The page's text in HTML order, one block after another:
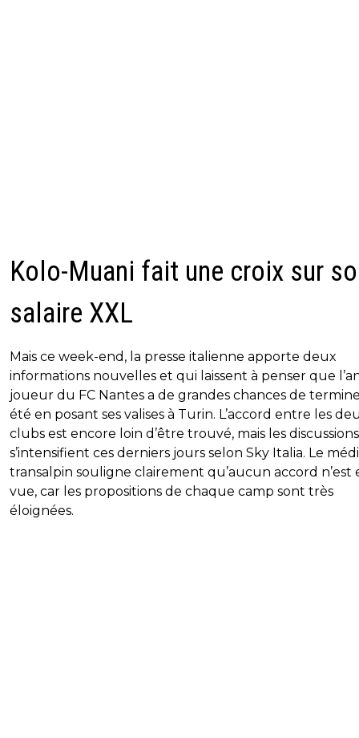
Kolo-Muani fait une croix sur
salaire XXL
Mais ce week-end, la presse italienne apporte deux
informations nouvelles et qui laissent à penser que
joueur du FC Nantes a de grandes chances de
été en posant ses valises à Turin. L’accord entre les
clubs est encore loin d’être trouvé, mais les discussions
s’intensifient ces derniers jours selon Sky Italia. Le
transalpin souligne clairement qu’aucun accord n’est
vue, car les propositions de chaque camp sont très
éloignées.